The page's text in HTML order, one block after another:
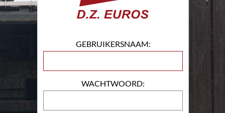
GEBRUIKERSNAAM:
WACHTWOORD: